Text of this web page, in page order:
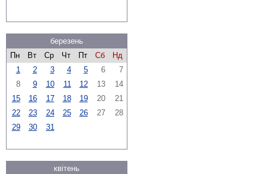
березень
Пн
Вт Ср Чт Пт Сб
Нд
1
2 3 4 5 6
7
8
9 10 11 12 13
14
15
16 17 18 19 20
21
22
23 24 25 26 27
28
29
30 31
квітень